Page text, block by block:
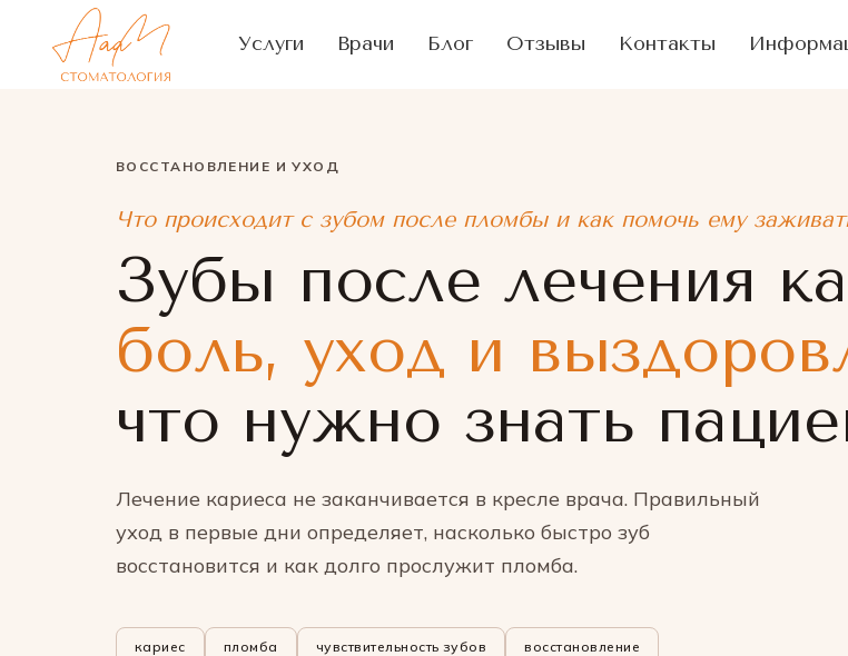
Услуги Врачи Блог Отзывы Контакты
ВОССТАНОВЛЕНИЕ И УХОД
Что происходит с зубом после пломбы и как помочь ему
Зубы после лечения
боль, уход и
что нужно знать
Лечение кариеса не заканчивается в кресле врача. Правильный
уход в первые дни определяет, насколько быстро зуб
восстановится и как долго прослужит пломба.
кариес пломба чувствительность зубов восстановление